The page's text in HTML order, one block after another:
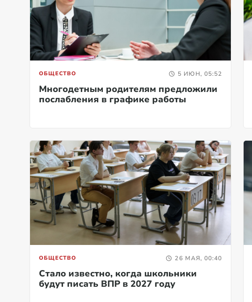
ОБЩЕСТВО 5 ИЮН, 05:52
Многодетным родителям предложили
послабления в графике работы
ОБЩЕСТВО 26 МАЯ, 00:40
Стало известно, когда школьники
будут писать ВПР в 2027 году